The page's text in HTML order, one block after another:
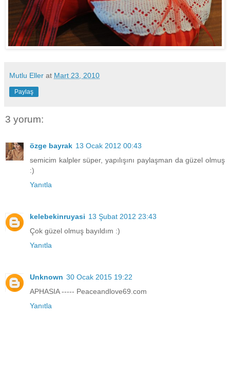
Mutlu Eller at Mart 23, 2010
Paylaş
3 yorum:
özge bayrak 13 Ocak 2012 00:43
semicim kalpler süper, yapılışını paylaşman da güzel olmuş
:)
Yanıtla
kelebekinruyasi 13 Şubat 2012 23:43
Çok güzel olmuş bayıldım :)
Yanıtla
Unknown 30 Ocak 2015 19:22
APHASIA ----- Peaceandlove69.com
Yanıtla